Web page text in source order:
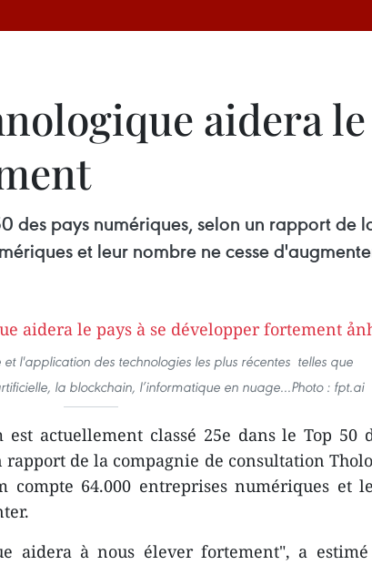
aidera le
des pays numériques, selon un rapport de
et leur nombre ne cesse
et l'application des technologies les plus récentes telles que
la blockchain, l’informatique en nuage...Photo : fpt.ai
actuellement classé 25e dans le Top 50
de la compagnie de consultation
compte 64.000 entreprises numériques et
aidera à nous élever fortement", a